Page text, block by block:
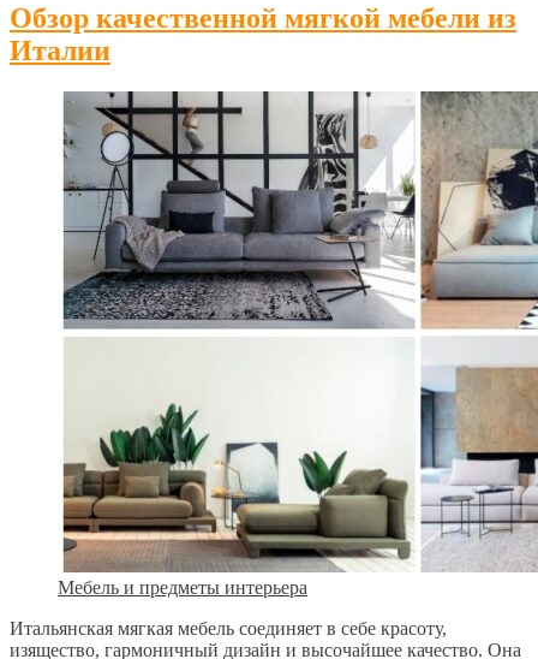
Обзор качественной мягкой мебели из
Италии
Мебель и предметы интерьера
Итальянская мягкая мебель соединяет в себе красоту,
изящество, гармоничный дизайн и высочайшее качество. Она